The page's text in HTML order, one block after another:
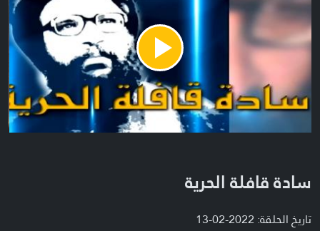
Play
Video
سادة قافلة الحرية
تاريخ الحلقة: 2022-02-13